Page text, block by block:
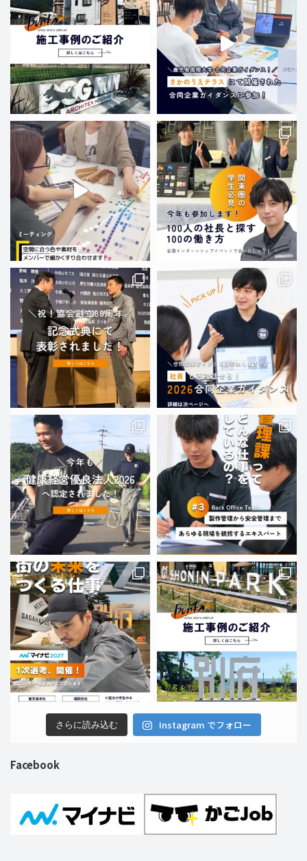
さらに読み込む Instagram でフォロー
Facebook